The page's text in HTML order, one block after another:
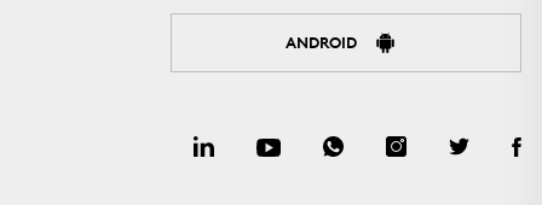
ANDROID